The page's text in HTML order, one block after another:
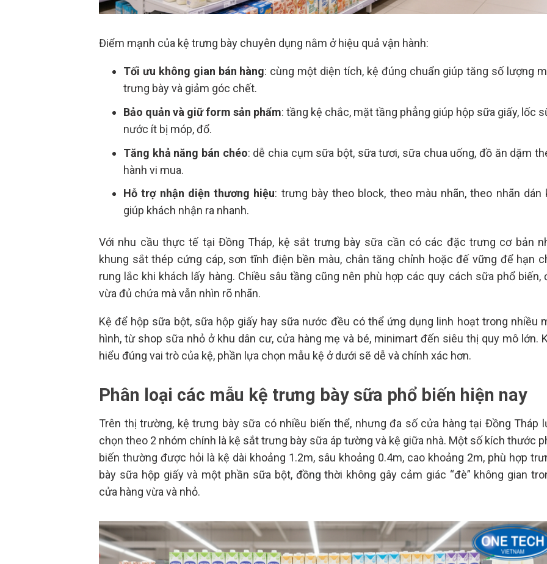
Điểm mạnh của kệ trưng bày chuyên dụng nằm ở hiệu quả vận hành:
Tối ưu không gian bán hàng: cùng một diện tích, kệ đúng chuẩn giúp tăng số lượng
trưng bày và giảm góc chết.
Bảo quản và giữ form sản phẩm: tầng kệ chắc, mặt tầng phẳng giúp hộp sữa giấy, lốc
nước ít bị móp, đổ.
Tăng khả năng bán chéo: dễ chia cụm sữa bột, sữa tươi, sữa chua uống, đồ ăn dặm
hành vi mua.
Hỗ trợ nhận diện thương hiệu: trưng bày theo block, theo màu nhãn, theo nhãn dán
giúp khách nhận ra nhanh.
Với nhu cầu thực tế tại Đồng Tháp, kệ sắt trưng bày sữa cần có các đặc trưng cơ bản
khung sắt thép cứng cáp, sơn tĩnh điện bền màu, chân tăng chỉnh hoặc đế vững để hạn
rung lắc khi khách lấy hàng. Chiều sâu tầng cũng nên phù hợp các quy cách sữa phổ biến,
vừa đủ chứa mà vẫn nhìn rõ nhãn.
Kệ để hộp sữa bột, sữa hộp giấy hay sữa nước đều có thể ứng dụng linh hoạt trong nhiều
hình, từ shop sữa nhỏ ở khu dân cư, cửa hàng mẹ và bé, minimart đến siêu thị quy mô lớn.
hiểu đúng vai trò của kệ, phần lựa chọn mẫu kệ ở dưới sẽ dễ và chính xác hơn.
Phân loại các mẫu kệ trưng bày sữa phổ biến hiện nay
Trên thị trường, kệ trưng bày sữa có nhiều biến thể, nhưng đa số cửa hàng tại Đồng Tháp
chọn theo 2 nhóm chính là kệ sắt trưng bày sữa áp tường và kệ giữa nhà. Một số kích thước
biến thường được hỏi là kệ dài khoảng 1.2m, sâu khoảng 0.4m, cao khoảng 2m, phù hợp
bày sữa hộp giấy và một phần sữa bột, đồng thời không gây cảm giác “đè” không gian
cửa hàng vừa và nhỏ.